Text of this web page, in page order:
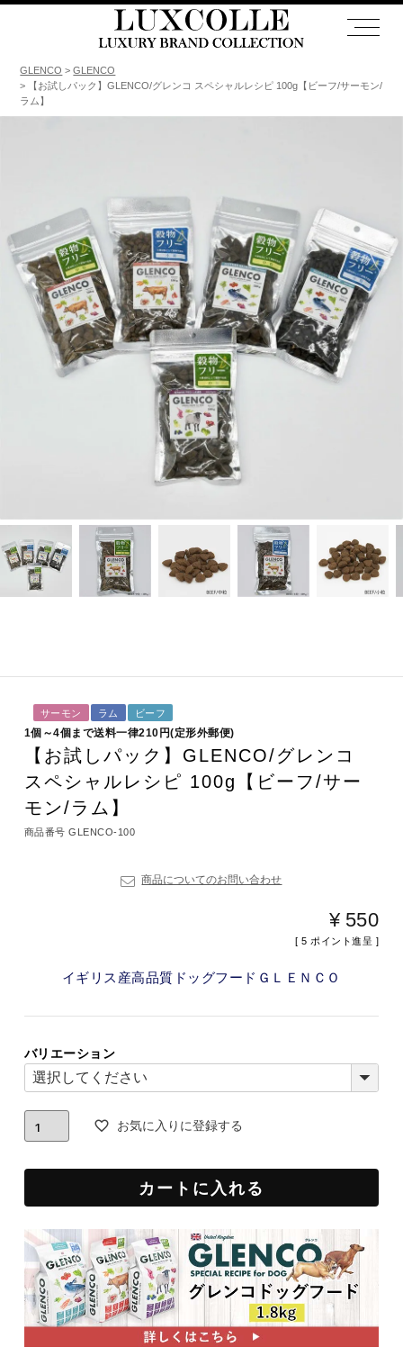
GLENCO
GLENCO
【お試しパック】GLENCO/グレンコ スペシャルレシピ 100g【ビーフ/サーモン/
ラム】
サーモン ラム ビーフ
1個～4個まで送料一律210円(定形外郵便)
【お試しパック】GLENCO/グレンコ
スペシャルレシピ 100g【ビーフ/サー
モン/ラム】
商品番号 GLENCO-100
商品についてのお問い合わせ
¥ 550
[ 5 ポイント進呈 ]
イギリス産高品質ドッグフードＧＬＥＮＣＯ
バリエーション
お気に入りに登録する
カートに入れる